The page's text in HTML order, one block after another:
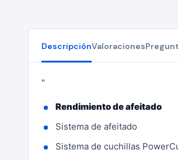
DescripciónValoraciones
"
Rendimiento de afeitado
Sistema de afeitado
Sistema de cuchillas